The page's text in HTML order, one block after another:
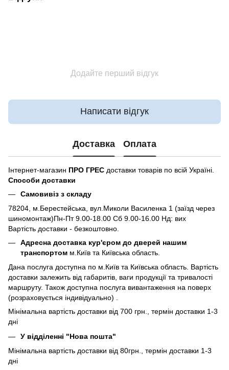
Додайте перший відгук
Написати відгук
Доставка Оплата
Інтернет-магазин ПРО ГРЕС доставки товарів по всій Україні.
Способи доставки
Самовивіз з складу
78204, м.Берестейська, вул.Миколи Василенка 1 (заїзд через
шиномонтаж)Пн-Пт 9.00-18.00 Сб 9.00-16.00 Нд: вих
Вартість доставки - безкоштовно.
Адресна доставка кур'єром до дверей нашим
транспортом м.Київ та Київська область.
Дана послуга доступна по м.Київ та Київська область. Вартість
доставки залежить від габаритів, ваги продукції та тривалості
маршруту. Також доступна послуга вивантаження на поверх
(розраховується індивідуально) .
Мінімальна вартість доставки від 700 грн., термін доставки 1-3
дні
У відділенні "Нова пошта"
Мінімальна вартість доставки від 80грн., термін доставки 1-3
дні